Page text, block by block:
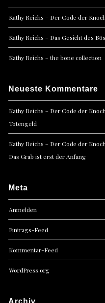
Kathy Reichs – Der Code der
Kathy Reichs – Das Gesicht des
Kathy Reichs – the bone collection
Neueste Kommentare
Kathy Reichs – Der Code der
Totengeld
Kathy Reichs – Der Code der
Das Grab ist erst der Anfang
Meta
Anmelden
Eintrags-Feed
Kommentar-Feed
WordPress.org
Archiv